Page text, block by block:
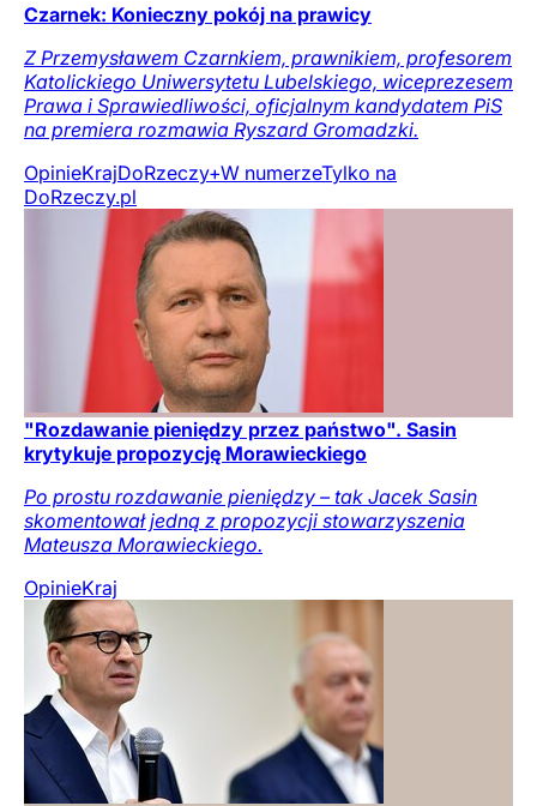
Czarnek: Konieczny pokój na prawicy
Z Przemysławem Czarnkiem, prawnikiem, profesorem
Katolickiego Uniwersytetu Lubelskiego, wiceprezesem
Prawa i Sprawiedliwości, oficjalnym kandydatem PiS
na premiera rozmawia Ryszard Gromadzki.
OpinieKrajDoRzeczy+W numerzeTylko na
DoRzeczy.pl
"Rozdawanie pieniędzy przez państwo". Sasin
krytykuje propozycję Morawieckiego
Po prostu rozdawanie pieniędzy – tak Jacek Sasin
skomentował jedną z propozycji stowarzyszenia
Mateusza Morawieckiego.
OpinieKraj